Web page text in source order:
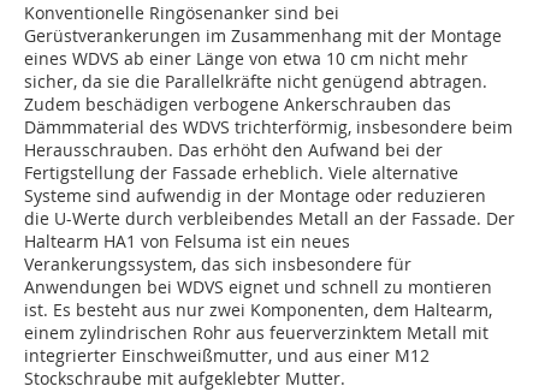
Konventionelle Ringösenanker sind bei
Gerüstverankerungen im Zusammenhang mit der Montage
eines WDVS ab einer Länge von etwa 10 cm nicht mehr
sicher, da sie die Parallelkräfte nicht genügend abtragen.
Zudem beschädigen verbogene Ankerschrauben das
Dämmmaterial des WDVS trichterförmig, insbesondere beim
Herausschrauben. Das erhöht den Aufwand bei der
Fertigstellung der Fassade erheblich. Viele alternative
Systeme sind aufwendig in der Montage oder reduzieren
die U-Werte durch verbleibendes Metall an der Fassade. Der
Haltearm HA1 von Felsuma ist ein neues
Verankerungssystem, das sich insbesondere für
Anwendungen bei WDVS eignet und schnell zu montieren
ist. Es besteht aus nur zwei Komponenten, dem Haltearm,
einem zylindrischen Rohr aus feuerverzinktem Metall mit
integrierter Einschweißmutter, und aus einer M12
Stockschraube mit aufgeklebter Mutter.